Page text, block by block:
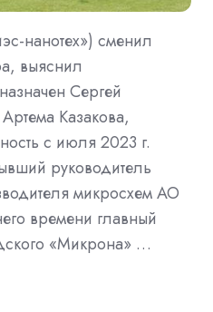
нанотех») сменил
выяснил
Сергей
Казакова,
с июля 2023 г.
руководитель
микросхем АО
времени главный
«Микрона» …